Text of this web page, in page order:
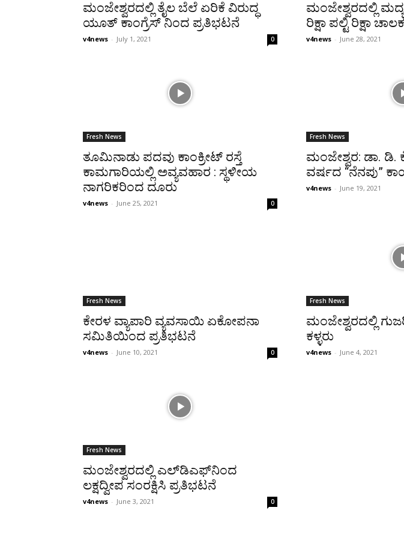
ಮಂಜೇಶ್ವರದಲ್ಲಿ ತೈಲ ಬೆಲೆ ಏರಿಕೆ ವಿರುದ್ಧ
ಯೂತ್ ಕಾಂಗ್ರೆಸ್ ನಿಂದ ಪ್ರತಿಭಟನೆ
v4news - July 1, 2021 0
ಮಂಜೇಶ್ವರದಲ್ಲಿ
ರಿಕ್ಷಾ ಪಲ್ಟಿ ರಿಕ್ಷಾ
v4news - June 28, 2021
Fresh News
ತೂಮಿನಾಡು ಪದವು ಕಾಂಕ್ರೀಟ್ ರಸ್ತೆ
ಕಾಮಗಾರಿಯಲ್ಲಿ ಅವ್ಯವಹಾರ : ಸ್ಥಳೀಯ
ನಾಗರಿಕರಿಂದ ದೂರು
v4news - June 25, 2021 0
Fresh News
ಮಂಜೇಶ್ವರ: ಡಾ.
ವರ್ಷದ “ನೆನಪು”
v4news - June 19, 2021
Fresh News
ಕೇರಳ ವ್ಯಾಪಾರಿ ವ್ಯವಸಾಯಿ ಏಕೋಪನಾ
ಸಮಿತಿಯಿಂದ ಪ್ರತಿಭಟನೆ
v4news - June 10, 2021 0
Fresh News
ಮಂಜೇಶ್ವರದಲ್ಲಿ
ಕಳ್ಳರು
v4news - June 4, 2021
Fresh News
ಮಂಜೇಶ್ವರದಲ್ಲಿ ಎಲ್‍ಡಿಎಫ್‍ನಿಂದ
ಲಕ್ಷದ್ವೀಪ ಸಂರಕ್ಷಿಸಿ ಪ್ರತಿಭಟನೆ
v4news - June 3, 2021 0